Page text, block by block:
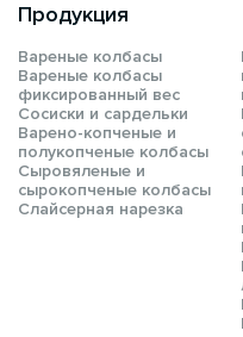
Продукция
Вареные колбасы
Вареные колбасы
фиксированный вес
Сосиски и сардельки
Варено-копченые и
полукопченые колбасы
Сыровяленые и
сырокопченые колбасы
Слайсерная нарезка